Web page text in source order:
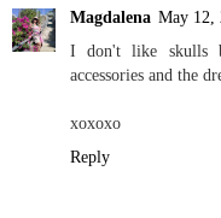
Magdalena May 12,
I don't like skulls
accessories and the
xoxoxo
Reply